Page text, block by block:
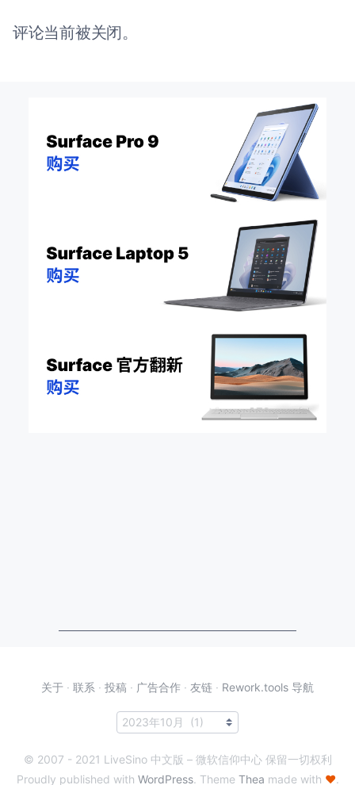
评论当前被关闭。
关于 · 联系 · 投稿 · 广告合作 · 友链 · Rework.tools 导航
© 2007 - 2021 LiveSino 中文版 – 微软信仰中心 保留一切权利
Proudly published with WordPress. Theme Thea made with ♥.